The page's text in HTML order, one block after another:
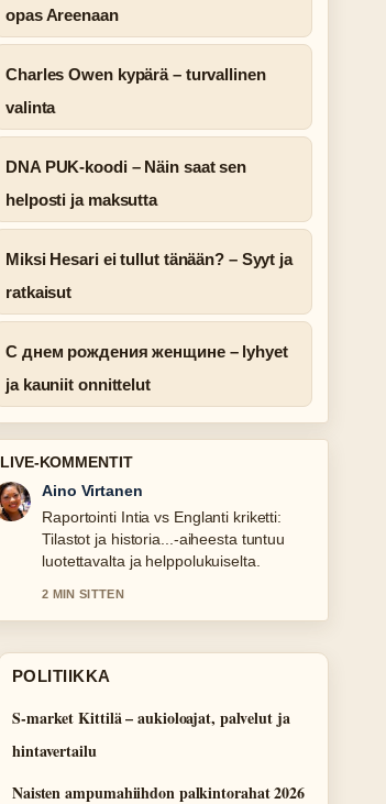
opas Areenaan
Charles Owen kypärä – turvallinen
valinta
DNA PUK-koodi – Näin saat sen
helposti ja maksutta
Miksi Hesari ei tullut tänään? – Syyt ja
ratkaisut
С днем рождения женщине – lyhyet
ja kauniit onnittelut
LIVE-KOMMENTIT
Elias Korhonen
Vahvaa tarkistustyota liittyen iik week
Linnanmäki 2026 – päivämäärät ja....
Useampien medioiden tulisi kirjoittaa